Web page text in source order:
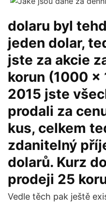
dolaru byl
jeden dolar,
jste za akcie
korun (1000 ×
2015 jste
prodali za
kus, celkem
zdanitelný
dolarů. Kurz
prodeji 25
Vedle těch pak ještě